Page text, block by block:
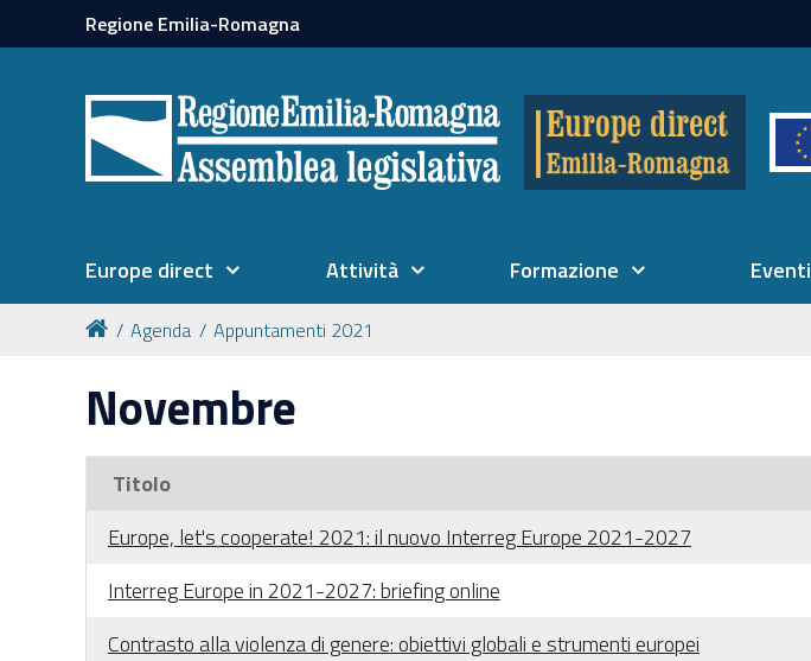
Regione Emilia-Romagna
Europe direct Attività Formazione Eventi
Agenda Appuntamenti 2021
Novembre
Titolo
Europe, let's cooperate! 2021: il nuovo Interreg Europe 2021-2027
Interreg Europe in 2021-2027: briefing online
Contrasto alla violenza di genere: obiettivi globali e strumenti europei